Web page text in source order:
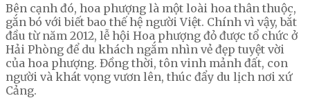
Bên cạnh đó, hoa phượng là một loài hoa thân thuộc,
gắn bó với biết bao thế hệ người Việt. Chính vì vậy, bắt
đầu từ năm 2012, lễ hội Hoa phượng đỏ được tổ chức ở
Hải Phòng để du khách ngắm nhìn vẻ đẹp tuyệt vời
của hoa phượng. Đồng thời, tôn vinh mảnh đất, con
người và khát vọng vươn lên, thúc đẩy du lịch nơi xứ
Cảng.